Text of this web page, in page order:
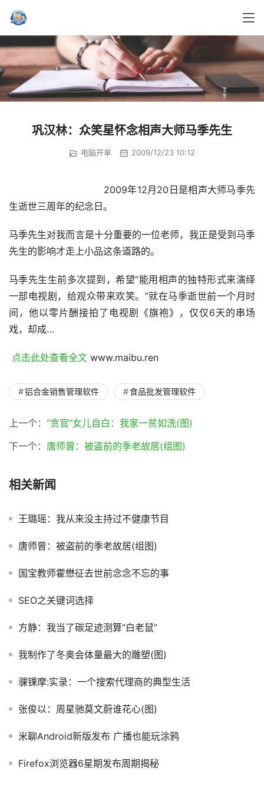
巩汉林：众笑星怀念相声大师马季先生
电脑开单 2009/12/23 10:12
生逝世三周年的纪念日。
马季先生对我而言是十分重要的一位老师，我正是受到马季
先生的影响才走上小品这条道路的。
马季先生生前多次提到，希望“能用相声的独特形式来演绎
一部电视剧，给观众带来欢笑。”就在马季逝世前一个月时
间，他以零片酬接拍了电视剧《旗袍》，仅仅6天的串场
戏，却成…
点击此处查看全文 www.maibu.ren
铝合金销售管理软件 食品批发管理软件
上一个： “贪官”女儿自白：我家一贫如洗(图)
下一个： 唐师曾：被盗前的季老故居(组图)
相关新闻
王璐瑶：我从来没主持过不健康节目
唐师曾：被盗前的季老故居(组图)
国宝教师霍懋征去世前念念不忘的事
SEO之关键词选择
方静：我当了碳足迹测算“白老鼠”
我制作了冬奥会体量最大的雕塑(图)
骒锞摩:实录：一个搜索代理商的典型生活
张俊以：周星驰莫文蔚谁花心(图)
米聊Android新版发布 广播也能玩涂鸦
Firefox浏览器6星期发布周期揭秘